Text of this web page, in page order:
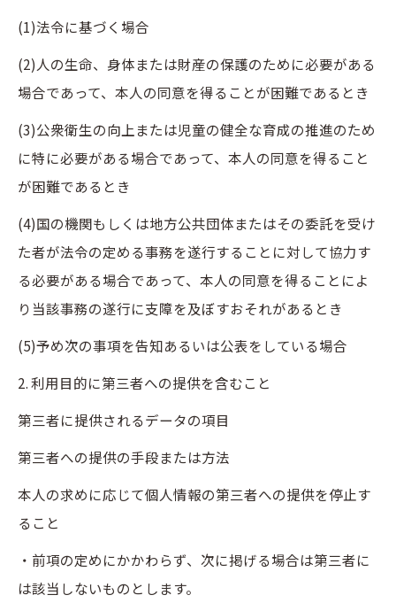
(1)法令に基づく場合
(2)人の生命、身体または財産の保護のために必要がある
場合であって、本人の同意を得ることが困難であるとき
(3)公衆衛生の向上または児童の健全な育成の推進のため
に特に必要がある場合であって、本人の同意を得ること
が困難であるとき
(4)国の機関もしくは地方公共団体またはその委託を受け
た者が法令の定める事務を遂行することに対して協力す
る必要がある場合であって、本人の同意を得ることによ
り当該事務の遂行に支障を及ぼすおそれがあるとき
(5)予め次の事項を告知あるいは公表をしている場合
2. 利用目的に第三者への提供を含むこと
第三者に提供されるデータの項目
第三者への提供の手段または方法
本人の求めに応じて個人情報の第三者への提供を停止す
ること
・前項の定めにかかわらず、次に掲げる場合は第三者に
は該当しないものとします。